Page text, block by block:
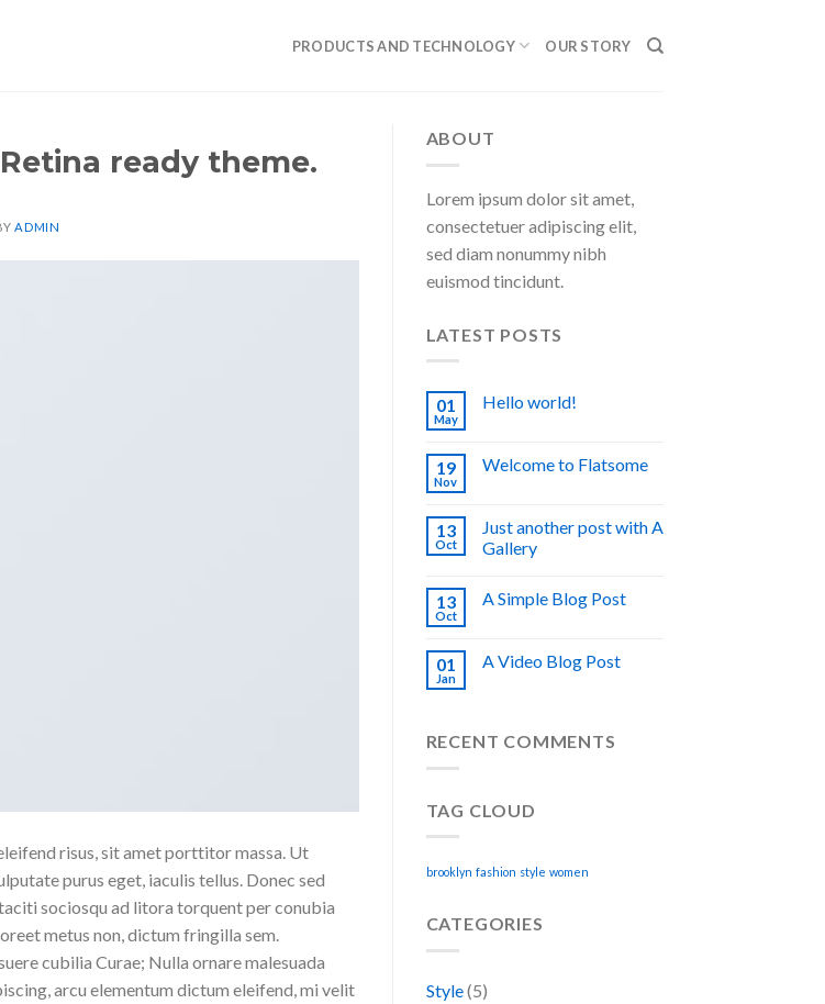
PRODUCTS AND TECHNOLOGY OUR STORY
ready theme.
ADMIN
risus, sit amet porttitor massa. Ut
purus eget, iaculis tellus. Donec sed
sociosqu ad litora torquent per conubia
metus non, dictum fringilla sem.
cubilia Curae; Nulla ornare malesuada
arcu elementum dictum eleifend, mi velit
ABOUT
Lorem ipsum dolor sit amet,
consectetuer adipiscing elit,
sed diam nonummy nibh
euismod tincidunt.
LATEST POSTS
01
May
Hello world!
19
Nov
Welcome to Flatsome
13
Oct
Just another post with A
Gallery
13
Oct
A Simple Blog Post
01
Jan
A Video Blog Post
RECENT COMMENTS
TAG CLOUD
brooklyn fashion style women
CATEGORIES
Style(5)